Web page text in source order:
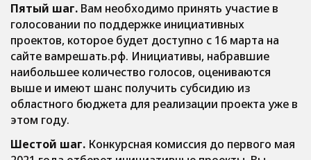
Пятый шаг. Вам необходимо принять участие в
голосовании по поддержке инициативных
проектов, которое будет доступно с 16 марта на
сайте вамрешать.рф. Инициативы, набравшие
наибольшее количество голосов, оцениваются
выше и имеют шанс получить субсидию из
областного бюджета для реализации проекта уже в
этом году.
Шестой шаг. Конкурсная комиссия до первого мая